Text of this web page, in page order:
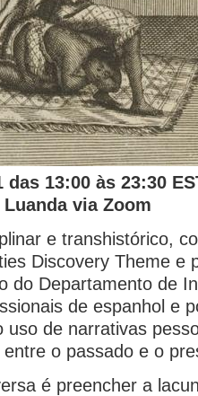
das 13:00 às 23:30
via Zoom
e transhistórico,
Discovery Theme e
do Departamento de
de espanhol e
uso de narrativas
o passado e o
é preencher a